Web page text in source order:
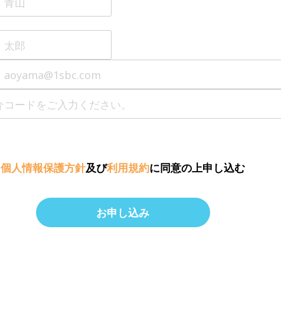
個人情報保護方針及び利用規約に同意の上申し込む
お申し込み